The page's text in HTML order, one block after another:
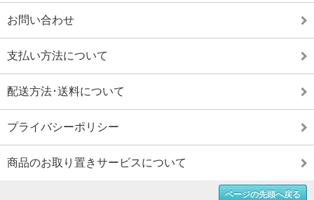
お問い合わせ
支払い方法について
配送方法･送料について
プライバシーポリシー
商品のお取り置きサービスについて
ページの先頭へ戻る